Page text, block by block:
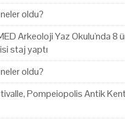
oldu?
Arkeoloji Yaz Okulu'nda 8
staj yaptı
oldu?
Pompeiopolis Antik